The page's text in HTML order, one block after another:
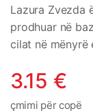
Lazura Zvezda
prodhuar në
cilat në mënyrë
3.15 €
çmimi për copë